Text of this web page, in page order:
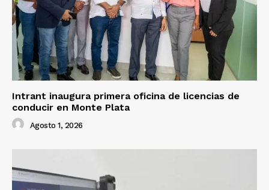
Intrant inaugura primera oficina de licencias de
conducir en Monte Plata
Agosto 1, 2026